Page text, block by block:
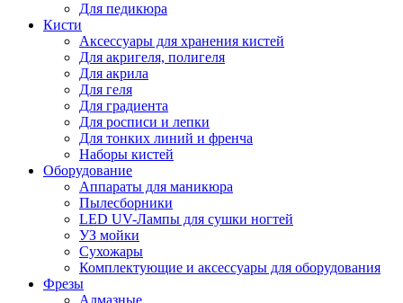
Для педикюра
Кисти
Аксессуары для хранения кистей
Для акригеля, полигеля
Для акрила
Для геля
Для градиента
Для росписи и лепки
Для тонких линий и френча
Наборы кистей
Оборудование
Аппараты для маникюра
Пылесборники
LED UV-Лампы для сушки ногтей
УЗ мойки
Сухожары
Комплектующие и аксессуары для оборудования
Фрезы
Алмазные